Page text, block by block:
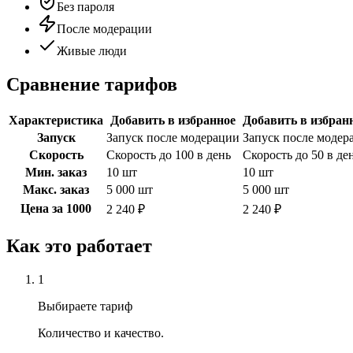
Без пароля
После модерации
Живые люди
Сравнение тарифов
Характеристика Добавить в избранное
Добавить в
Запуск
Запуск после модерации Запуск после
Скорость
Скорость до 100 в день
Скорость до 50 в
Мин. заказ
10 шт
10 шт
Макс. заказ
5 000 шт
5 000 шт
Цена за 1000
2 240 ₽ 2 240 ₽
Как это работает
1
Выбираете тариф
Количество и качество.